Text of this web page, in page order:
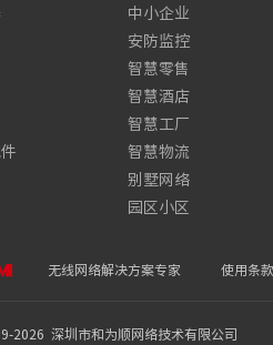
中小企业
安防监控
智慧零售
智慧酒店
智慧工厂
智慧物流
别墅网络
园区小区
无线网络解决方案专家 使用条款
2026 深圳市和为顺网络技术有限公司